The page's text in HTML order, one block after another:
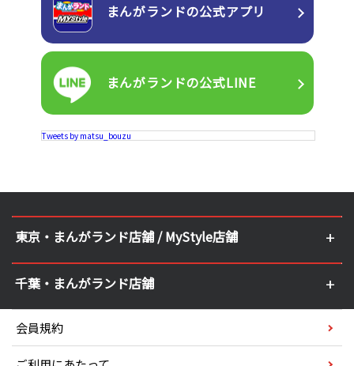
まんがランドの公式アプリ
まんがランドの公式LINE
Tweets by matsu_bouzu
東京・まんがランド店舗 / MyStyle店舗
千葉・まんがランド店舗
会員規約